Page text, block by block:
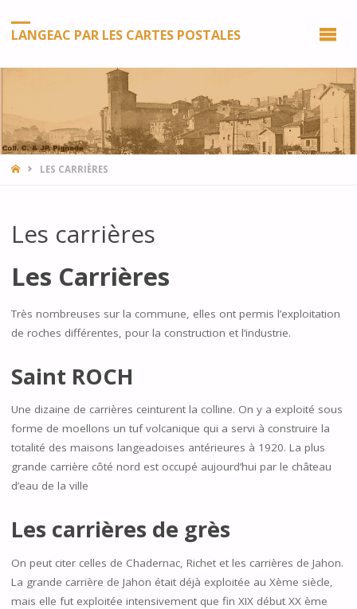
LANGEAC PAR LES CARTES POSTALES
HOMELES CARRIÈRES
Les carrières
Les Carrières
Très nombreuses sur la commune, elles ont permis l’exploitation
de roches différentes, pour la construction et l’industrie.
Saint ROCH
Une dizaine de carrières ceinturent la colline. On y a exploité sous
forme de moellons un tuf volcanique qui a servi à construire la
totalité des maisons langeadoises antérieures à 1920. La plus
grande carrière côté nord est occupé aujourd’hui par le château
d’eau de la ville
Les carrières de grès
On peut citer celles de Chadernac, Richet et les carrières de Jahon.
La grande carrière de Jahon était déjà exploitée au Xème siècle,
mais elle fut exploitée intensivement que fin XIX début XX ème